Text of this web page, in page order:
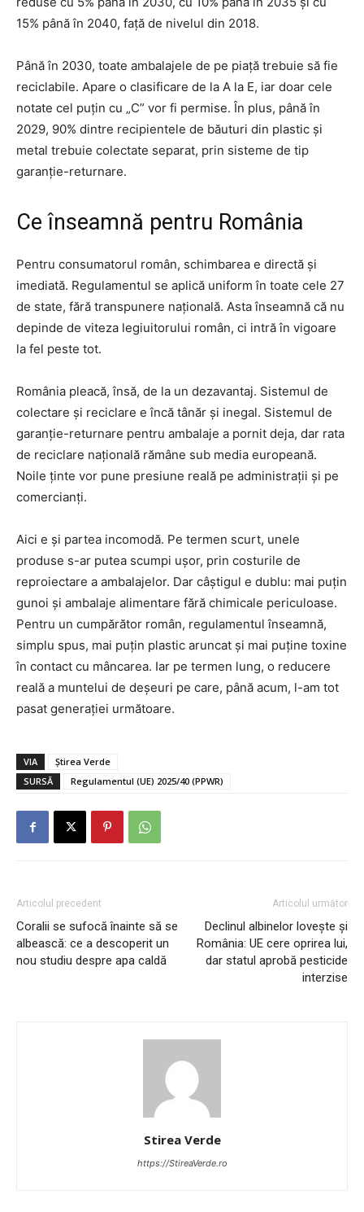
15% până în 2040, față de nivelul din 2018.
Până în 2030, toate ambalajele de pe piață trebuie să fie
reciclabile. Apare o clasificare de la A la E, iar doar cele
notate cel puțin cu „C” vor fi permise. În plus, până în
2029, 90% dintre recipientele de băuturi din plastic și
metal trebuie colectate separat, prin sisteme de tip
garanție-returnare.
Ce înseamnă pentru România
Pentru consumatorul român, schimbarea e directă și
imediată. Regulamentul se aplică uniform în toate cele 27
de state, fără transpunere națională. Asta înseamnă că nu
depinde de viteza legiuitorului român, ci intră în vigoare
la fel peste tot.
România pleacă, însă, de la un dezavantaj. Sistemul de
colectare și reciclare e încă tânăr și inegal. Sistemul de
garanție-returnare pentru ambalaje a pornit deja, dar rata
de reciclare națională rămâne sub media europeană.
Noile ținte vor pune presiune reală pe administrații și pe
comercianți.
Aici e și partea incomodă. Pe termen scurt, unele
produse s-ar putea scumpi ușor, prin costurile de
reproiectare a ambalajelor. Dar câștigul e dublu: mai puțin
gunoi și ambalaje alimentare fără chimicale periculoase.
Pentru un cumpărător român, regulamentul înseamnă,
simplu spus, mai puțin plastic aruncat și mai puține toxine
în contact cu mâncarea. Iar pe termen lung, o reducere
reală a muntelui de deșeuri pe care, până acum, l-am tot
pasat generației următoare.
VIA
Știrea Verde
SURSĂ
Regulamentul (UE) 2025/40 (PPWR)
Articolul precedent
Coralii se sufocă înainte să se
albească: ce a descoperit un
nou studiu despre apa caldă
Articolul următor
Declinul albinelor lovește și
România: UE cere oprirea lui,
dar statul aprobă pesticide
interzise
Stirea Verde
https://StireaVerde.ro